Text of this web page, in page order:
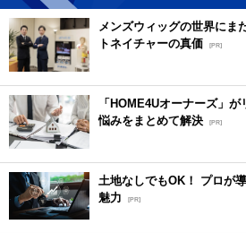
メンズウィッグの世界にま
トネイチャーの真価 [PR]
「HOME4Uオーナーズ」
悩みをまとめて解決 [PR]
土地なしでもOK！ プロが
魅力
[PR]